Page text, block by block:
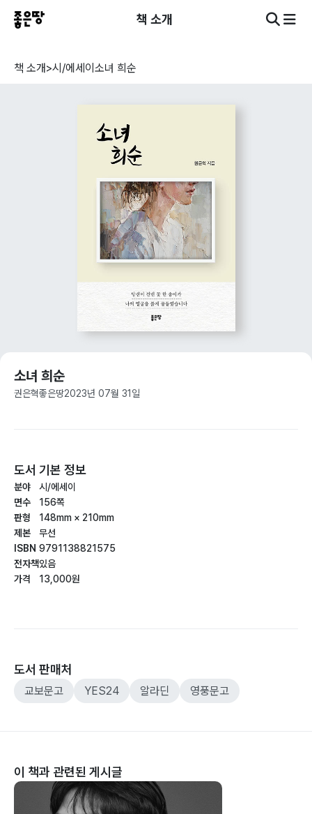
책 소개
책 소개>시/에세이 소녀 희순
소녀 희순
권은혁좋은땅2023년 07월 31일
도서 기본 정보
분야
면수
판형
제본
ISBN
전자책
가격
시/에세이
156쪽
148mm × 210mm
무선
9791138821575
있음
13,000원
도서 판매처
교보문고 YES24 알라딘 영풍문고
이 책과 관련된 게시글